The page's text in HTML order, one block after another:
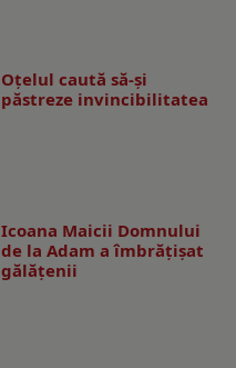
Oțelul caută să-și
păstreze invincibilitatea
Icoana Maicii Domnului
de la Adam a îmbrățișat
gălățenii